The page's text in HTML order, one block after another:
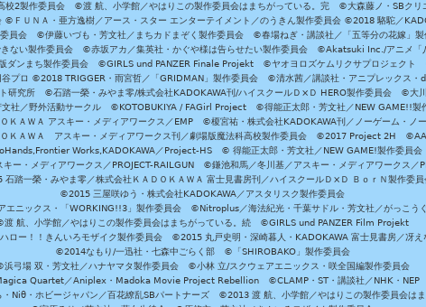
2製作委員会 ©渡 航、小学館／やはりこの製作委員会はまちがっている。完 ©大森藤ノ・SBクリ
ＦＵＮＡ・亜方逸樹／アース・スター エンターテイメント／のうきん製作委員会 ©2018 駱駝／
員会 ©伊藤いづも・芳文社／まちカドまぞく製作委員会 ©春場ねぎ・講談社／「五等分の花嫁」
ない製作委員会 ©赤坂アカ／集英社・かぐや様は告らせたい製作委員会 ©Akatsuki Inc./アニメ「
ダンまち製作委員会 ©GIRLS und PANZER Finale Projekt ©ヤオヨロズケムリクサプロジェクト
ロ ©2018 TRIGGER・雨宮哲／「GRIDMAN」製作委員会 ©清水茜／講談社・アニプレックス
究所 ©石踏一榮・みやま零/株式会社KADOKAWA刊/ハイスクールＤ×Ｄ HERO製作委員会 ©大川
社／野外活動サークル ©KOTOBUKIYA / FAGirl Project ©得能正太郎・芳文社／NEW GAME!!製
ＫＡＷＡ アスキー・メディアワークス／EMP ©榎宮祐・株式会社KADOKAWA刊／ノーゲーム・ノ
ＫＡＷＡ アスキー・メディアワークス刊／劇場版魔法科高校製作委員会 ©2017 Project 2H
Works,KADOKAWA／Project-HS © 得能正太郎・芳文社／NEW GAME!製作委員会
ー・メディアワークス／PROJECT-RAILGUN ©鎌池和馬／冬川基／アスキー・メディアワークス／
踏一榮・みやま零／株式会社ＫＡＤＯＫＡＷＡ 富士見書房刊／ハイスクールＤ×Ｄ ＢｏｒＮ製作委員
©2015 三屋咲ゆう・株式会社KADOKAWA／アスタリスク製作委員会
エニックス・「WORKING!!3」製作委員会 ©Nitroplus／海法紀光・千葉サドル・芳文社／がっこう
航、小学館／やはりこの製作委員会はまちがっている。続 ©GIRLS und PANZER Film Projekt
ロー！！きんいろモザイク製作委員会 ©2015 丸戸史明・深崎暮人・KADOKAWA 富士見書房／冴え
©2014なもり/一迅社・七森中ごらく部 ©「SHIROBAKO」製作委員会
弓場 双・芳文社／ハナヤマタ製作委員会 ©小林 立/スクウェアエニックス・咲全国編製作委員会
Quartet／Aniplex・Madoka Movie Project Rebellion ©CLAMP・ST・講談社／NHK・NEP
Niθ・ホビージャパン／百花繚乱SBパートナーズ ©2013 渡 航、小学館／やはりこの製作委員会はま